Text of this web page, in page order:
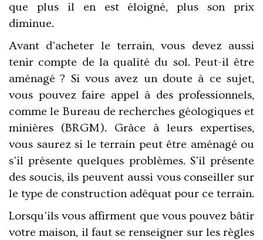
que plus il en est éloigné, plus son prix
diminue.
Avant d'acheter le terrain, vous devez aussi
tenir compte de la qualité du sol. Peut-il être
aménagé ? Si vous avez un doute à ce sujet,
vous pouvez faire appel à des professionnels,
comme le Bureau de recherches géologiques et
minières (BRGM). Grâce à leurs expertises,
vous saurez si le terrain peut être aménagé ou
s'il présente quelques problèmes. S'il présente
des soucis, ils peuvent aussi vous conseiller sur
le type de construction adéquat pour ce terrain.
Lorsqu'ils vous affirment que vous pouvez bâtir
votre maison, il faut se renseigner sur les règles